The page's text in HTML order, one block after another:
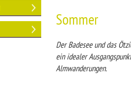
Sommer
Der Badesee und das
ein idealer
Almwanderungen.